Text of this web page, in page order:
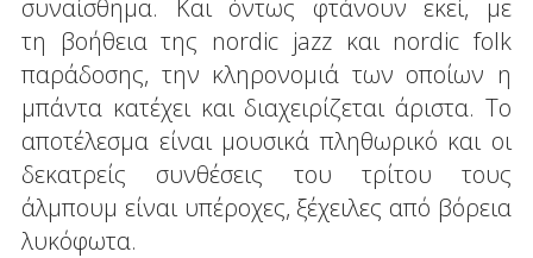
συναίσθημα. Και όντως φτάνουν εκεί, με
τη βοήθεια της nordic jazz και nordic folk
παράδοσης, την κληρονομιά των οποίων η
μπάντα κατέχει και διαχειρίζεται άριστα. Το
αποτέλεσμα είναι μουσικά πληθωρικό και οι
δεκατρείς συνθέσεις του τρίτου τους
άλμπουμ είναι υπέροχες, ξέχειλες από βόρεια
λυκόφωτα.